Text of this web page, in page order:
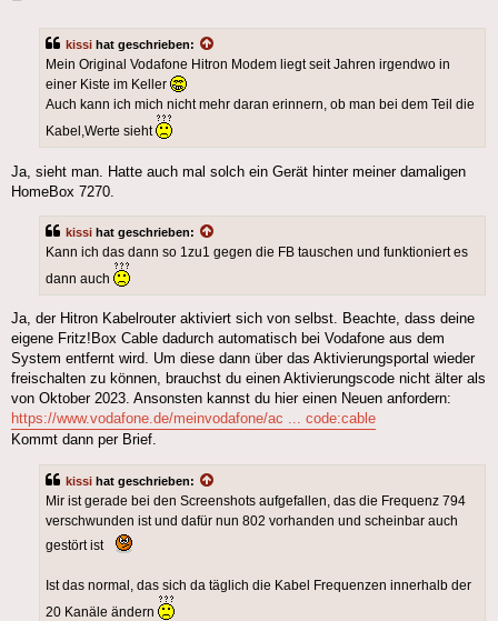
kissi hat geschrieben:
Mein Original Vodafone Hitron Modem liegt seit Jahren irgendwo in
einer Kiste im Keller
Auch kann ich mich nicht mehr daran erinnern, ob man bei dem Teil die
Kabel,Werte sieht
Ja, sieht man. Hatte auch mal solch ein Gerät hinter meiner damaligen
HomeBox 7270.
kissi hat geschrieben:
Kann ich das dann so 1zu1 gegen die FB tauschen und funktioniert es
dann auch
Ja, der Hitron Kabelrouter aktiviert sich von selbst. Beachte, dass deine
eigene Fritz!Box Cable dadurch automatisch bei Vodafone aus dem
System entfernt wird. Um diese dann über das Aktivierungsportal wieder
freischalten zu können, brauchst du einen Aktivierungscode nicht älter als
von Oktober 2023. Ansonsten kannst du hier einen Neuen anfordern:
https://www.vodafone.de/meinvodafone/ac ... code:cable
Kommt dann per Brief.
kissi hat geschrieben:
Mir ist gerade bei den Screenshots aufgefallen, das die Frequenz 794
verschwunden ist und dafür nun 802 vorhanden und scheinbar auch
gestört ist
Ist das normal, das sich da täglich die Kabel Frequenzen innerhalb der
20 Kanäle ändern